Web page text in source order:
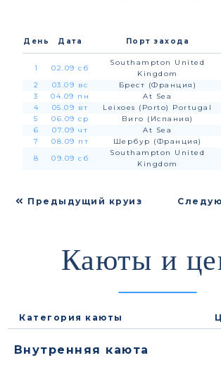
День Дата Порт захода
1 02.09 сб
Southampton United
Kingdom
2
03.09 вс Брест (Франция)
3
04.09 пн At Sea
4
05.09 вт Leixoes (Porto) Portugal
5
06.09 ср Виго (Испания)
6
07.09 чт At Sea
7
08.09 пт Шербур (Франция)
8
09.09 сб
Southampton United
Kingdom
Предыдущий круиз
Каюты и
Категория каюты
Внутренняя каюта